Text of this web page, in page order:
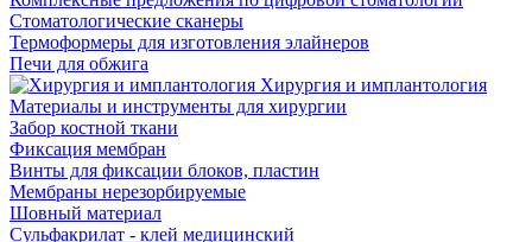
Стоматологические сканеры
Термоформеры для изготовления элайнеров
Печи для обжига
Хирургия и имплантология
Материалы и инструменты для хирургии
Забор костной ткани
Фиксация мембран
Винты для фиксации блоков, пластин
Мембраны нерезорбируемые
Шовный материал
Сульфакрилат - клей медицинский